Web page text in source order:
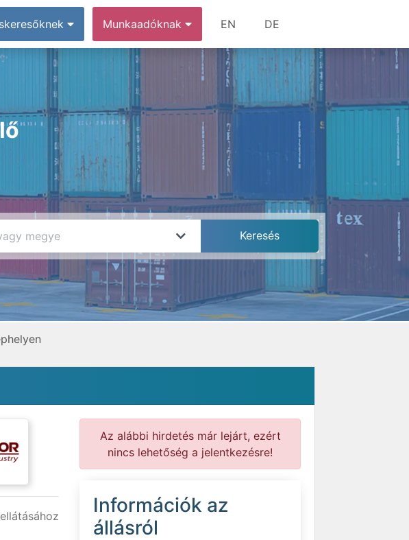
Munkaadóknak EN DE
Az alábbi hirdetés már lejárt, ezért
nincs lehetőség a jelentkezésre!
Információk az
állásról